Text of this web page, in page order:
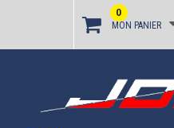
MON PANIER
0